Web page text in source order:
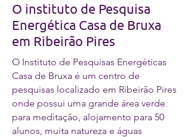
O instituto de Pesquisa
Energética Casa de Bruxa
em Ribeirão Pires
O Instituto de Pesquisas Energéticas
Casa de Bruxa é um centro de
pesquisas localizado em Ribeirão Pires
onde possui uma grande área verde
para meditação, alojamento para 50
alunos, muita natureza e águas